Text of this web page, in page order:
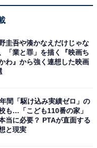
圭吾や湊かなえだけじゃな
「業と罪」を描く『映画ち
わ』から強く連想した映画
間「駆け込み実績ゼロ」の
も…「こども110番の家」
当に必要？ PTAが直面する
と現実